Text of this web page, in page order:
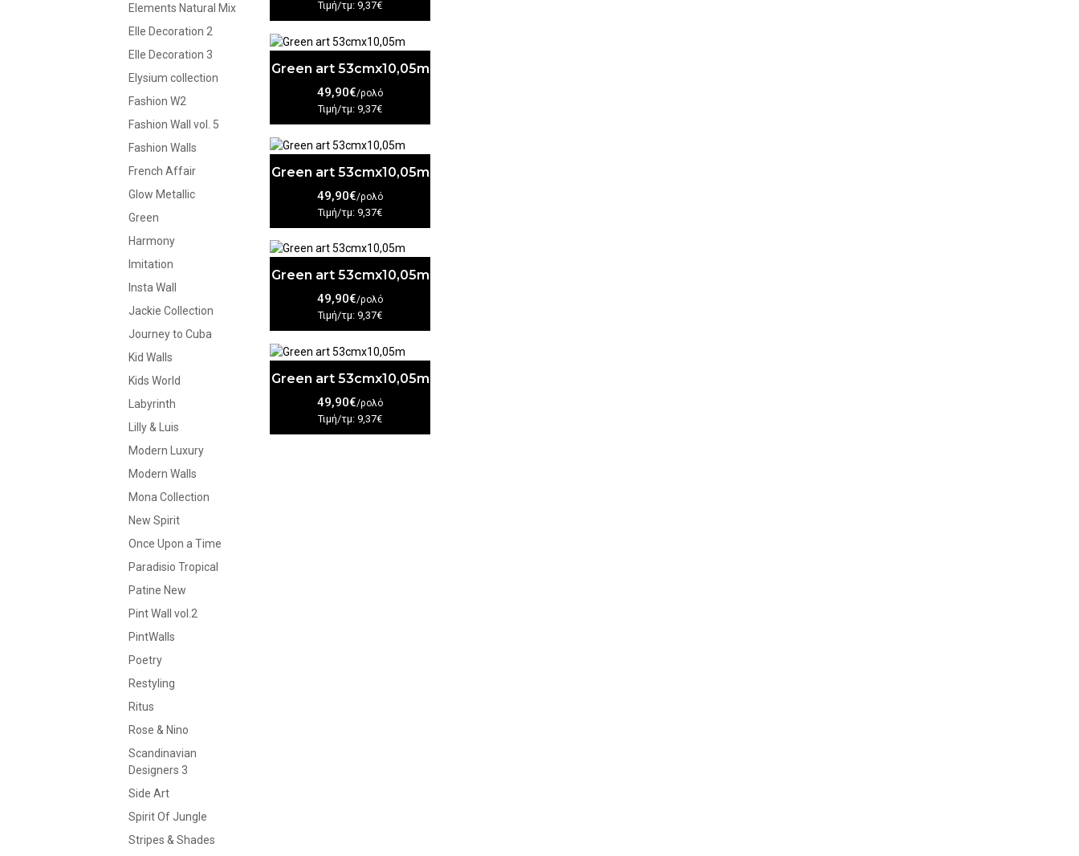
Elements Natural Mix
Elle Decoration 2
Elle Decoration 3
Elysium collection
Fashion W2
Fashion Wall vol. 5
Fashion Walls
French Affair
Glow Metallic
Green
Harmony
Imitation
Insta Wall
Jackie Collection
Journey to Cuba
Kid Walls
Kids World
Labyrinth
Lilly & Luis
Modern Luxury
Modern Walls
Mona Collection
New Spirit
Once Upon a Time
Paradisio Tropical
Patine New
Pint Wall vol.2
PintWalls
Poetry
Restyling
Ritus
Rose & Nino
Scandinavian
Designers 3
Side Art
Spirit Of Jungle
Stripes & Shades
Τιμή/τμ: 9,37€
Green art 53cmx10,05m
49,90€/ρολό
Τιμή/τμ: 9,37€
Green art 53cmx10,05m
49,90€/ρολό
Τιμή/τμ: 9,37€
Green art 53cmx10,05m
49,90€/ρολό
Τιμή/τμ: 9,37€
Green art 53cmx10,05m
49,90€/ρολό
Τιμή/τμ: 9,37€